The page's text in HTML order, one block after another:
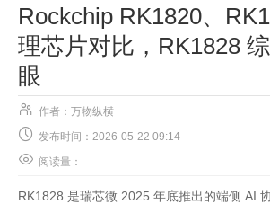
Rockchip RK1820、
理芯片对比，RK1828
眼
 作者：万物纵横
 发布时间：2026-05-22 09:14
 阅读量：
RK1828 是瑞芯微 2025 年底推出的端侧 AI